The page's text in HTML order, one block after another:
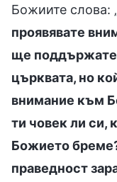
Божиите слова:
проявявате
ще поддържате
църквата, но
внимание към
ти човек ли си,
Божието
праведност